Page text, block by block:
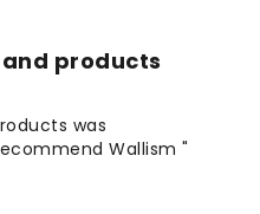
products
was
Wallism "